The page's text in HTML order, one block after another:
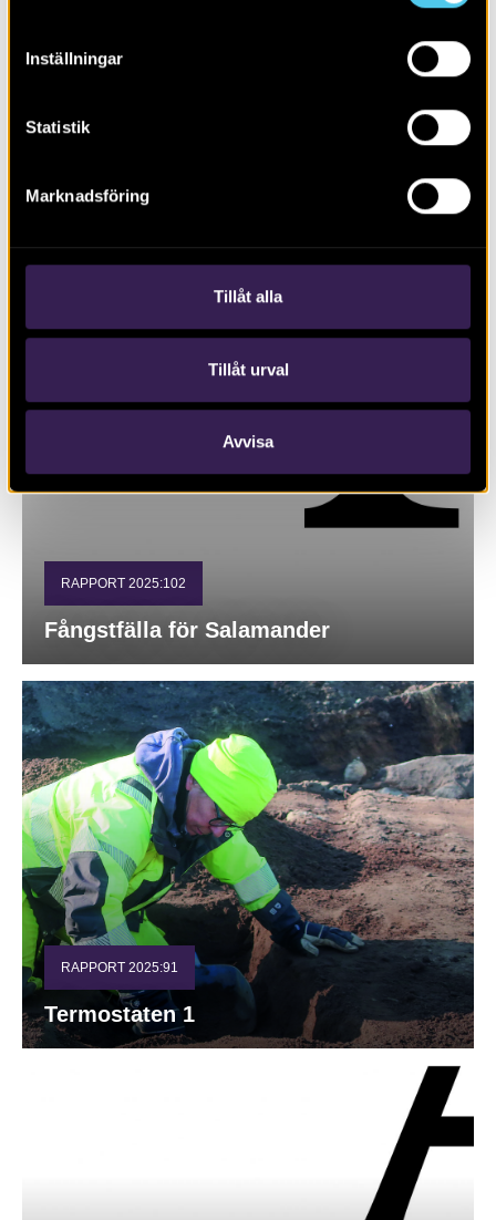
Inställningar
Statistik
Marknadsföring
Tillåt alla
Tillåt urval
Avvisa
fram
RAPPORT 2025:102
Fångstfälla för Salamander
RAPPORT 2025:91
Termostaten 1